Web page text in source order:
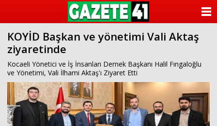
KOYİD Başkan ve yönetimi Vali Aktaş
ziyaretinde
Kocaeli Yönetici ve İş İnsanları Dernek Başkanı Halil Fıngaloğlu
ve Yönetimi, Vali İlhami Aktaş'ı Ziyaret Etti
KATEGORİLER
ANKETLER
FOTO GALERİ